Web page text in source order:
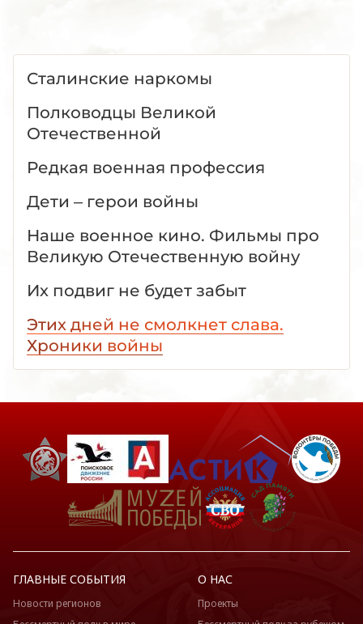
Сталинские наркомы
Полководцы Великой
Отечественной
Редкая военная профессия
Дети – герои войны
Наше военное кино. Фильмы про
Великую Отечественную войну
Их подвиг не будет забыт
Этих дней не смолкнет слава.
Хроники войны
ГЛАВНЫЕ СОБЫТИЯ
Новости регионов
О НАС
Проекты